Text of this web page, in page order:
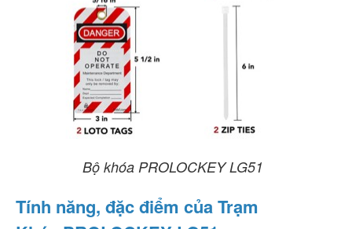
Bộ khóa PROLOCKEY LG51
Tính năng, đặc điểm của Trạm